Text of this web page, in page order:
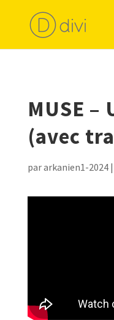
MUSE
(avec
pararkanien1-2024|